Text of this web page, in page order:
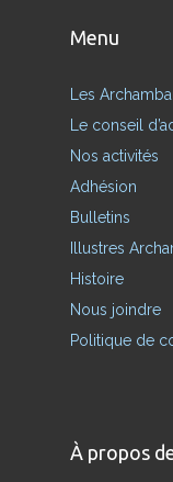
Menu
Les
Le conseil
Nos activités
Adhésion
Bulletins
Illustres
Histoire
Nous joindre
Politique de
À propos